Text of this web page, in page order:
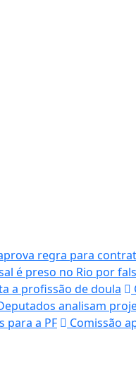
regra para
é preso no Rio por
a profissão de doula
analisam
para a PF
Comissão